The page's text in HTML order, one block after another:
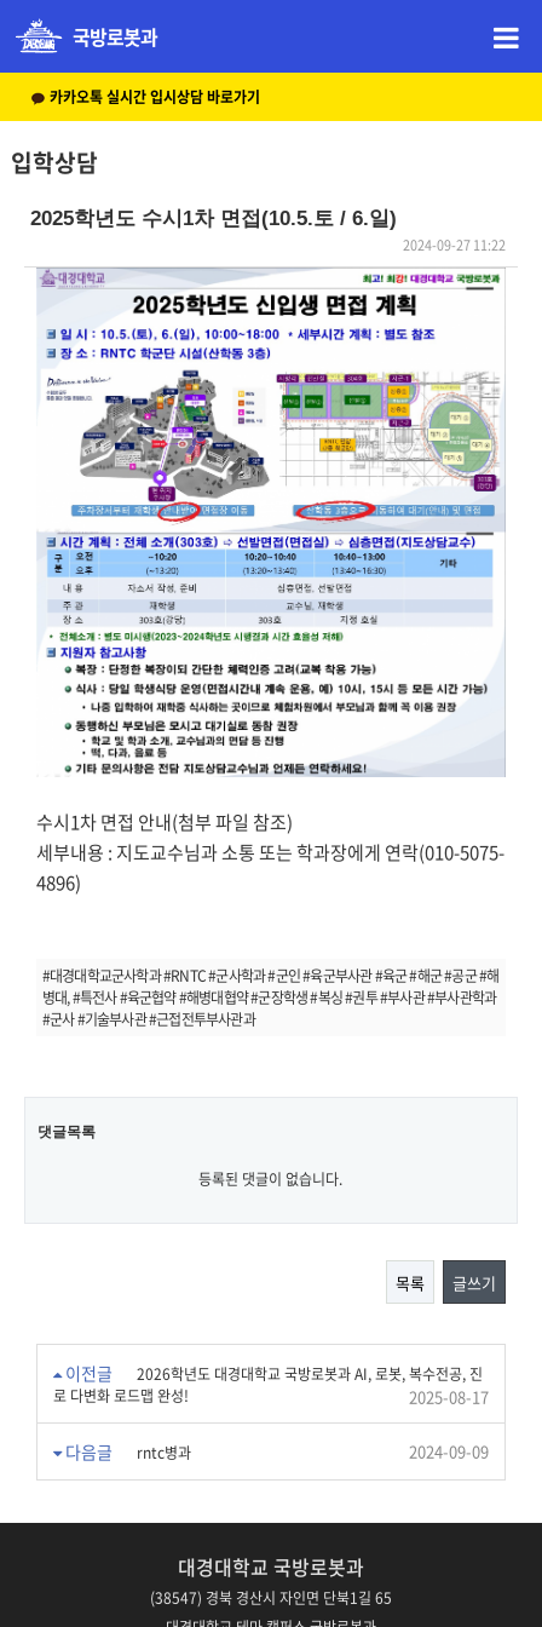
국방로봇과
카카오톡 실시간 입시상담 바로가기
입학상담
2025학년도 수시1차 면접(10.5.토 / 6.일)
2024-09-27 11:22
본문
수시1차 면접 안내(첨부 파일 참조)
세부내용 : 지도교수님과 소통 또는 학과장에게 연락(010-5075-
4896)
#대경대학교군사학과 #RNTC #군사학과 #군인 #육군부사관 #육군 #해군 #공군 #해
병대, #특전사 #육군협약 #해병대협약 #군장학생 #복싱 #권투 #부사관 #부사관학과
#군사 #기술부사관 #근접전투부사관과
댓글목록
등록된 댓글이 없습니다.
목록 글쓰기
이전글
2026학년도 대경대학교 국방로봇과 AI, 로봇, 복수전공, 진
로 다변화 로드맵 완성!
2025-08-17
다음글 rntc병과 2024-09-09
대경대학교 국방로봇과
(38547) 경북 경산시 자인면 단북1길 65